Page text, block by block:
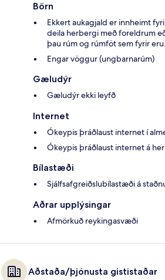
Börn
Ekkert aukagjald er innheimt
deila herbergi með foreldrum
þau rúm og rúmföt sem fyrir eru.
Engar vöggur (ungbarnarúm)
Gæludýr
Gæludýr ekki leyfð
Internet
Ókeypis þráðlaust internet í
Ókeypis þráðlaust internet á
Bílastæði
Sjálfsafgreiðslubílastæði á
Aðrar upplýsingar
Afmörkuð reykingasvæði
Aðstaða/þjónusta gististaðar